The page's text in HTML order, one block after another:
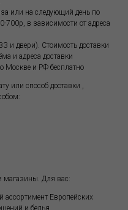
или на следующий день по
700р, в зависимости от адреса
двери). Стоимость доставки
и адреса доставки
Москве и РФ бесплатно
или способ доставки ,
магазины. Для вас:
Европейских